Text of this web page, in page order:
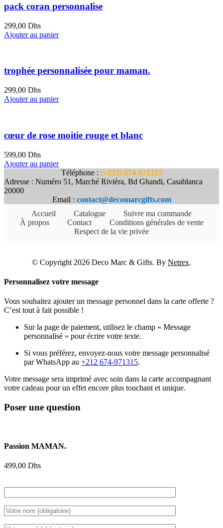
pack coran personnalise
299,00 Dhs
Ajouter au panier
trophée personnalisée pour maman.
299,00 Dhs
Ajouter au panier
cœur de rose moitie rouge et blanc
599,00 Dhs
Ajouter au panier
Téléphone : (+212) 674-971315
Adresse : Numéro 51, Marché Rivièra, Bd Ghandi, Casablanca
20000
Email : contact@decomarcgifts.com
Accueil
Catalogue
Suivre ma commande
À propos
Contact
Conditions générales de vente
Respect de la vie privée
© Copyright 2026 Deco Marc & Gifts. By Netrex.
Personnalisez votre message
Vous souhaitez ajouter un message personnel dans la carte offerte ?
C’est tout à fait possible !
Sur la page de paiement, utilisez le champ « Message
personnalisé » pour écrire votre texte.
Si vous préférez, envoyez-nous votre message personnalisé
par WhatsApp au +212 674-971315.
Votre message sera imprimé avec soin dans la carte accompagnant
votre cadeau pour un effet encore plus touchant et unique.
Poser une question
Passion MAMAN.
499,00 Dhs